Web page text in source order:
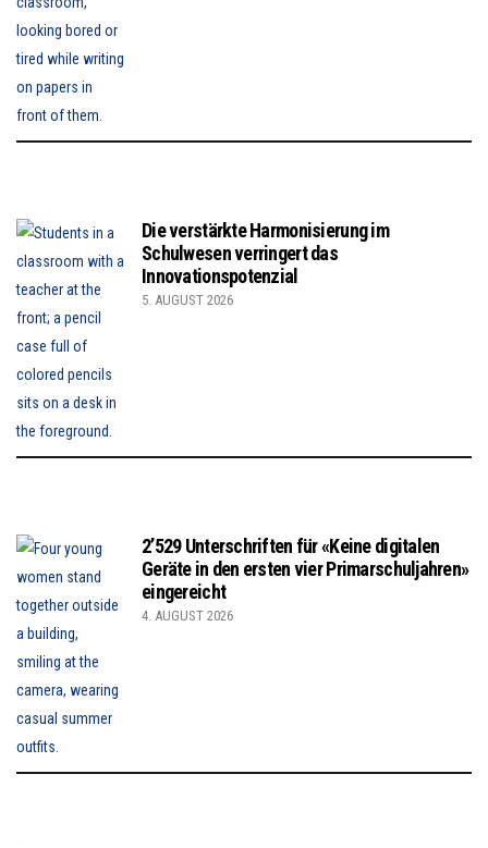
Die verstärkte Harmonisierung im
Schulwesen verringert das
Innovationspotenzial
5. AUGUST 2026
2’529 Unterschriften für «Keine digitalen
Geräte in den ersten vier Primarschuljahren»
eingereicht
4. AUGUST 2026